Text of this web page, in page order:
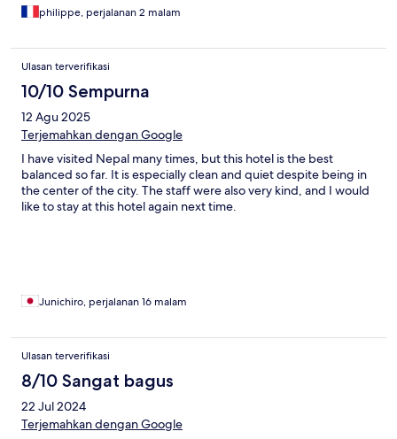
philippe, perjalanan 2 malam
Ulasan terverifikasi
10/10 Sempurna
12 Agu 2025
Terjemahkan dengan Google
I have visited Nepal many times, but this hotel is the best
balanced so far. It is especially clean and quiet despite being in
the center of the city. The staff were also very kind, and I would
like to stay at this hotel again next time.
Junichiro, perjalanan 16 malam
Ulasan terverifikasi
8/10 Sangat bagus
22 Jul 2024
Terjemahkan dengan Google